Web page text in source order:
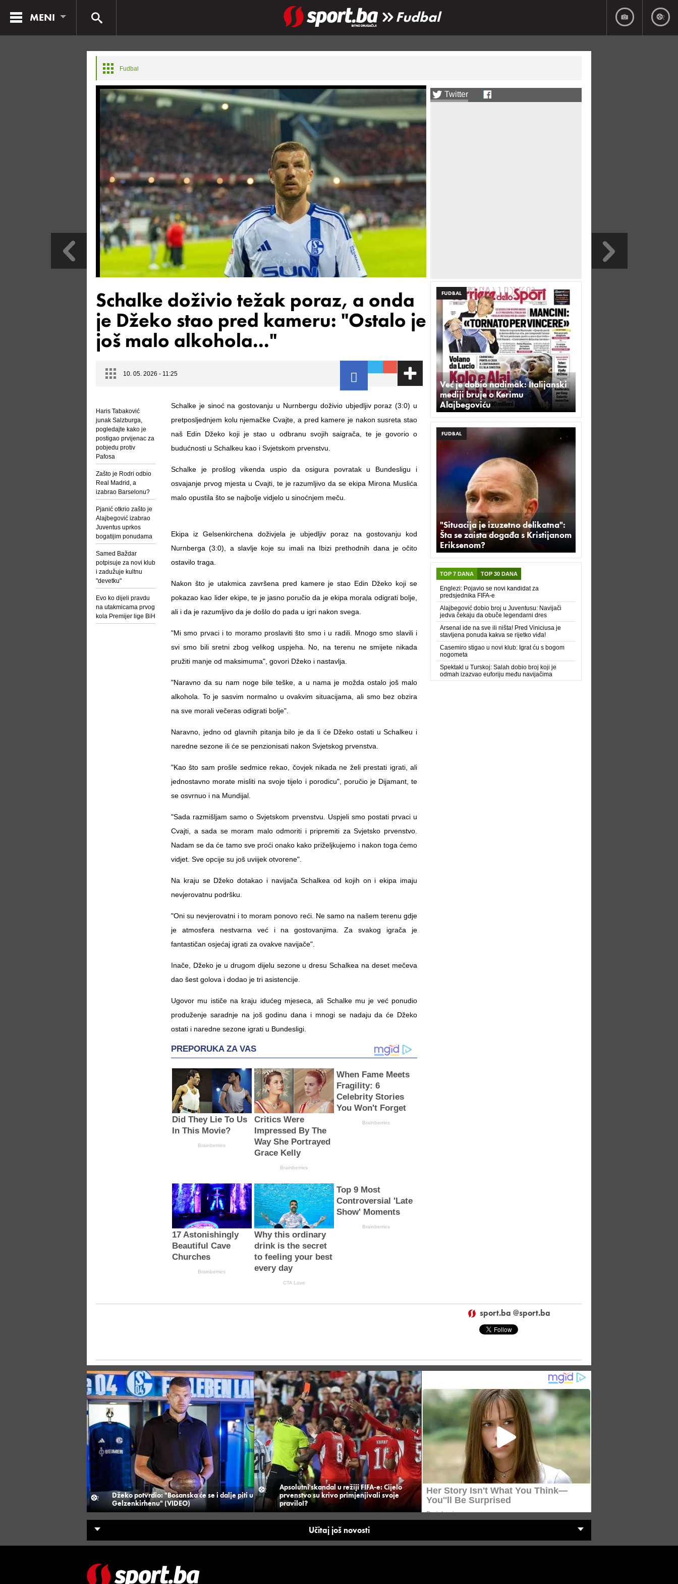
MENI Fudbal
Fudbal
Schalke doživio težak poraz, a onda
je Džeko stao pred kameru: "Ostalo je
još malo alkohola..."
10. 05. 2026 - 11:25
Haris Tabaković
junak Salzburga,
pogledajte kako je
postigao prvijenac za
pobjedu protiv
Pafosa
Zašto je Rodri odbio
Real Madrid, a
izabrao Barselonu?
Pjanić otkrio zašto je
Alajbegović izabrao
Juventus uprkos
bogatijim ponudama
Samed Baždar
potpisuje za novi klub
i zadužuje kultnu
"devetku"
Evo ko dijeli pravdu
na utakmicama prvog
kola Premijer lige BiH
Schalke je sinoć na gostovanju u Nurnbergu doživio ubjedljiv poraz (3:0) u
pretposljednjem kolu njemačke Cvajte, a pred kamere je nakon susreta stao
naš Edin Džeko koji je stao u odbranu svojih saigrača, te je govorio o
budućnosti u Schalkeu kao i Svjetskom prvenstvu.
Schalke je prošlog vikenda uspio da osigura povratak u Bundesligu i
osvajanje prvog mjesta u Cvajti, te je razumljivo da se ekipa Mirona Muslića
malo opustila što se najbolje vidjelo u sinoćnjem meču.
Ekipa iz Gelsenkirchena doživjela je ubjedljiv poraz na gostovanju kod
Nurnberga (3:0), a slavlje koje su imali na Ibizi prethodnih dana je očito
ostavilo traga.
Nakon što je utakmica završena pred kamere je stao Edin Džeko koji se
pokazao kao lider ekipe, te je jasno poručio da je ekipa morala odigrati bolje,
ali i da je razumljivo da je došlo do pada u igri nakon svega.
"Mi smo prvaci i to moramo proslaviti što smo i u radili. Mnogo smo slavili i
svi smo bili sretni zbog velikog uspjeha. No, na terenu ne smijete nikada
pružiti manje od maksimuma", govori Džeko i nastavlja.
"Naravno da su nam noge bile teške, a u nama je možda ostalo još malo
alkohola. To je sasvim normalno u ovakvim situacijama, ali smo bez obzira
na sve morali večeras odigrati bolje".
Naravno, jedno od glavnih pitanja bilo je da li će Džeko ostati u Schalkeu i
naredne sezone ili će se penzionisati nakon Svjetskog prvenstva.
"Kao što sam prošle sedmice rekao, čovjek nikada ne želi prestati igrati, ali
jednostavno morate misliti na svoje tijelo i porodicu", poručio je Dijamant, te
se osvrnuo i na Mundijal.
"Sada razmišljam samo o Svjetskom prvenstvu. Uspjeli smo postati prvaci u
Cvajti, a sada se moram malo odmoriti i pripremiti za Svjetsko prvenstvo.
Nadam se da će tamo sve proći onako kako priželjkujemo i nakon toga ćemo
vidjet. Sve opcije su još uviijek otvorene".
Na kraju se Džeko dotakao i navijača Schalkea od kojih on i ekipa imaju
nevjerovatnu podršku.
"Oni su nevjerovatni i to moram ponovo reći. Ne samo na našem terenu gdje
je atmosfera nestvarna već i na gostovanjima. Za svakog igrača je
fantastičan osjećaj igrati za ovakve navijače".
Inače, Džeko je u drugom dijelu sezone u dresu Schalkea na deset mečeva
dao šest golova i dodao je tri asistencije.
Ugovor mu ističe na kraju idućeg mjeseca, ali Schalke mu je već ponudio
produženje saradnje na još godinu dana i mnogi se nadaju da će Džeko
ostati i naredne sezone igrati u Bundesligi.
Twitter
FUDBAL
Već je dobio nadimak: Italijanski
mediji bruje o Kerimu
Alajbegoviću
FUDBAL
"Situacija je izuzetno delikatna":
Šta se zaista događa s Kristijanom
Eriksenom?
TOP 7 DANA TOP 30 DANA
Englezi: Pojavio se novi kandidat za
predsjednika FIFA-e
Alajbegović dobio broj u Juventusu: Navijači
jedva čekaju da obuče legendarni dres
Arsenal ide na sve ili ništa! Pred Viniciusa je
stavljena ponuda kakva se rijetko viđa!
Casemiro stigao u novi klub: Igrat ću s bogom
nogometa
Spektakl u Turskoj: Salah dobio broj koji je
odmah izazvao euforiju među navijačima
sport.ba @sport.ba
Džeko potvrdio: "Bosanska će se i dalje piti u
Gelzenkirhenu" (VIDEO)
Apsolutni skandal u režiji FIFA-e: Cijelo
prvenstvo su krivo primjenjivali svoje
pravilo!?
Učitaj još novosti